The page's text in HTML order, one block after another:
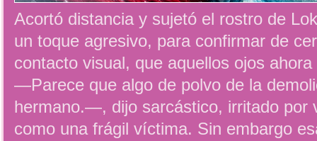
Acortó distancia y sujetó el rostro de
un toque agresivo, para confirmar de
contacto visual, que aquellos ojos
—Parece que algo de polvo de la
hermano.—, dijo sarcástico, irritado por
como una frágil víctima. Sin embargo